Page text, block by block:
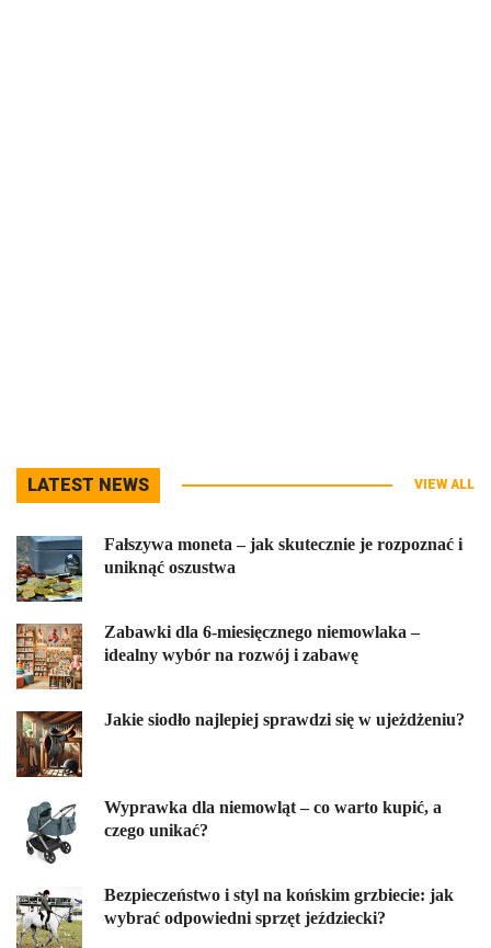
LATEST NEWS VIEW ALL
Fałszywa moneta – jak skutecznie je rozpoznać i
uniknąć oszustwa
Zabawki dla 6-miesięcznego niemowlaka –
idealny wybór na rozwój i zabawę
Jakie siodło najlepiej sprawdzi się w ujeżdżeniu?
Wyprawka dla niemowląt – co warto kupić, a
czego unikać?
Bezpieczeństwo i styl na końskim grzbiecie: jak
wybrać odpowiedni sprzęt jeździecki?